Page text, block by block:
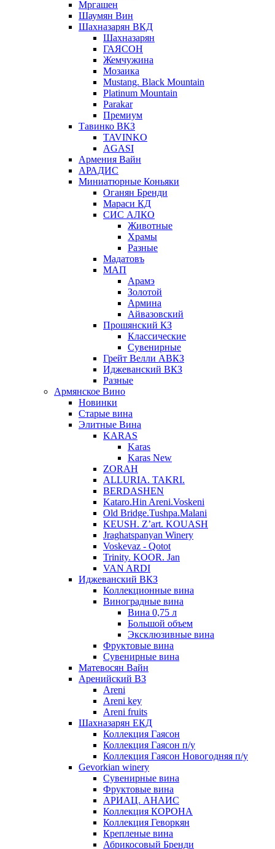
Мргашен
Шаумян Вин
Шахназарян ВКД
Шахназарян
ГАЯСОН
Жемчужина
Мозаика
Mustang. Black Mountain
Platinum Mountain
Parakar
Премиум
Тавинко ВКЗ
TAVINKO
AGASI
Армения Вайн
АРАДИС
Миниатюрные Коньяки
Оганян Бренди
Мараси КД
СИС АЛКО
Животные
Храмы
Разные
Мадатовъ
МАП
Арамэ
Золотой
Армина
Айвазовский
Прошянский КЗ
Классические
Сувенирные
Грейт Велли АВКЗ
Иджеванский ВКЗ
Разные
Армянское Вино
Новинки
Старые вина
Элитные Вина
KARAS
Karas
Karas New
ZORAH
ALLURIA. TAKRI.
BERDASHEN
Kataro.Hin Areni.Voskeni
Old Bridge.Tushpa.Malani
KEUSH. Z’art. KOUASH
Jraghatspanyan Winery
Voskevaz - Qotot
Trinity. KOOR. Jan
VAN ARDI
Иджеванский ВКЗ
Коллекционные вина
Виноградные вина
Вина 0,75 л
Большой объем
Эксклюзивные вина
Фруктовые вина
Cувенирные вина
Матевосян Вайн
Аренийский ВЗ
Areni
Areni key
Areni fruits
Шахназарян ЕКД
Коллекция Гаясон
Коллекция Гаясон п/у
Коллекция Гаясон Новогодняя п/у
Gevorkian winery
Сувенирные вина
Фруктовые вина
АРИАЦ. АНАИС
Коллекция КОРОНА
Коллекция Геворкян
Крепленые вина
Абрикосовый Бренди